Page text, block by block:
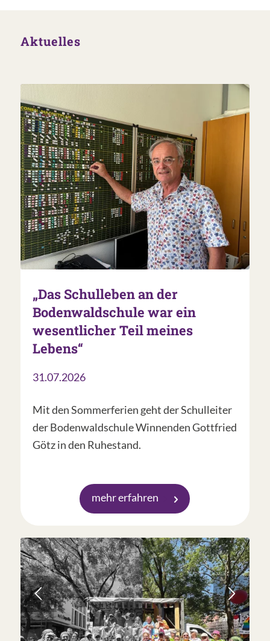
Aktuelles
„Das Schulleben an der
Bodenwaldschule war ein
wesentlicher Teil meines
Lebens“
31.07.2026
Mit den Sommerferien geht der Schulleiter
der Bodenwaldschule Winnenden Gottfried
Götz in den Ruhestand.
mehr erfahren